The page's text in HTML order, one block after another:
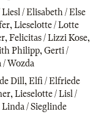
/ Elisabeth / Else
, Lieselotte / Lotte
, Felicitas / Lizzi Kose,
Philipp, Gerti /
/ Wozda
Dill , Elfi / Elfriede
, Lieselotte / Lisl /
Linda / Sieglinde